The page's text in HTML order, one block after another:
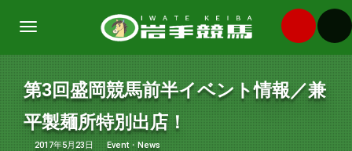
Toggle
第3回盛岡競馬前半イベント情報／兼
平製麺所特別出店！
2017年5月23日 Event・News